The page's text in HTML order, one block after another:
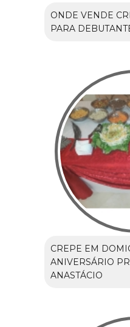
ONDE VENDE
PARA
CREPE EM
ANIVERSÁRIO
ANASTÁCIO